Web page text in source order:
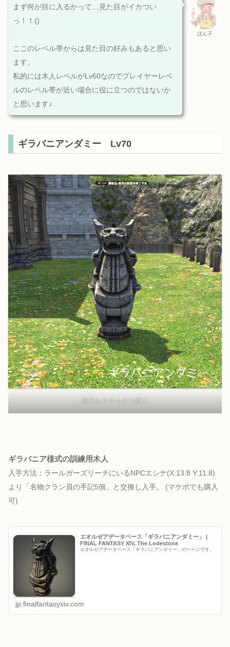
ぽん子
まず何が目に入るかって…見た目がイカつい
っ！！()
ここのレベル帯からは見た目の好みもあると思い
ます。
私的には木人レベルがLv60なのでプレイヤーレベ
ルのレベル帯が近い場合に役に立つのではないか
と思います♪
ギラバニアンダミー Lv70
画像をクリックで拡大
ギラバニア様式の訓練用木人
入手方法：ラールガーズリーチにいるNPCエシナ(X:13.8 Y:11.8)
より「名物クラン員の手記5個」と交換し入手。
(マケボでも購入
可)
エオルゼアデータベース「ギラバニアンダミー」 |
FINAL FANTASY XIV, The Lodestone
エオルゼアデータベース「ギラバニアンダミー」のページです。
jp.finalfantasyxiv.com